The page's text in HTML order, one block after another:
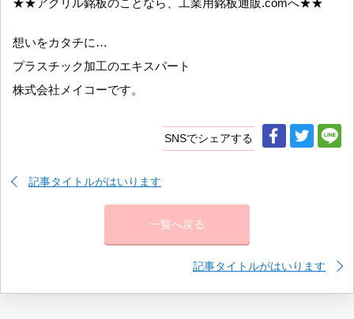
想いをカタチに…
プラスチック加工のエキスパート
株式会社メイコーです。
SNSでシェアする
記事タイトルがはいります
一覧へ戻る
記事タイトルがはいります